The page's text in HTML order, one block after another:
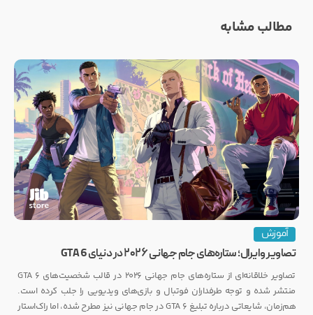
مطالب مشابه
آموزش
تصاویر وایرال؛ ستاره‌های جام جهانی ۲۰۲۶ در دنیای GTA 6
تصاویر خلاقانه‌ای از ستاره‌های جام جهانی ۲۰۲۶ در قالب شخصیت‌های GTA 6
منتشر شده و توجه طرفداران فوتبال و بازی‌های ویدیویی را جلب کرده است.
هم‌زمان، شایعاتی درباره تبلیغ GTA 6 در جام جهانی نیز مطرح شده، اما راک‌استار